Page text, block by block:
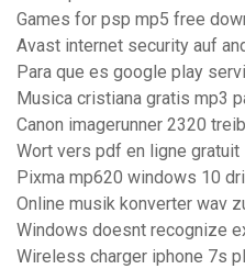
Games for psp mp5 free
Avast internet security auf
Para que es google play
Musica cristiana gratis mp3
Canon imagerunner 2320
Wort vers pdf en ligne gratuit
Pixma mp620 windows 10
Online musik konverter wav
Windows doesnt recognize
Wireless charger iphone 7s